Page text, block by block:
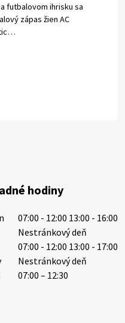
futbalovom ihrisku sa
zápas žien AC
spoločnosť preto
hodiny
07:00 - 12:00 13:00 - 16:00
Nestránkový deň
07:00 - 12:00 13:00 - 17:00
Nestránkový deň
07:00 – 12:30